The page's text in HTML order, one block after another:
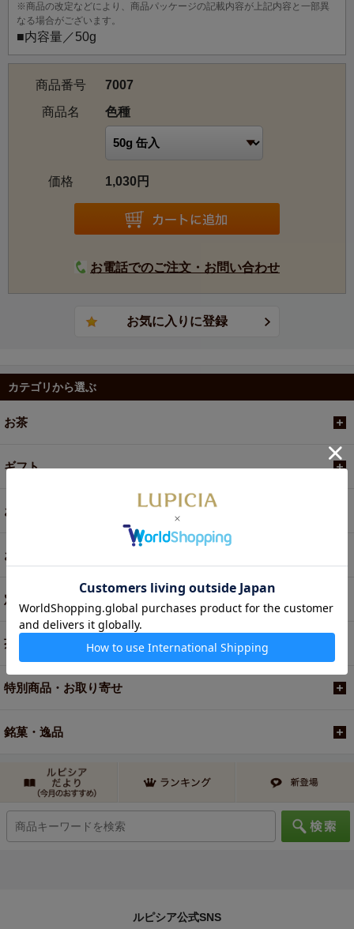
※商品の改定などにより、商品パッケージの記載内容が上記内容と一部異
なる場合がございます。
■内容量／50g
商品番号
7007
商品名
色種
価格 1,030円
お電話でのご注文・お問い合わせ
カテゴリから選ぶ
お茶
ギフト
お菓子・食品・飲料
お買い得商品
定期便
茶器・オリジナルグッズ
特別商品・お取り寄せ
銘菓・逸品
ルピシア公式SNS